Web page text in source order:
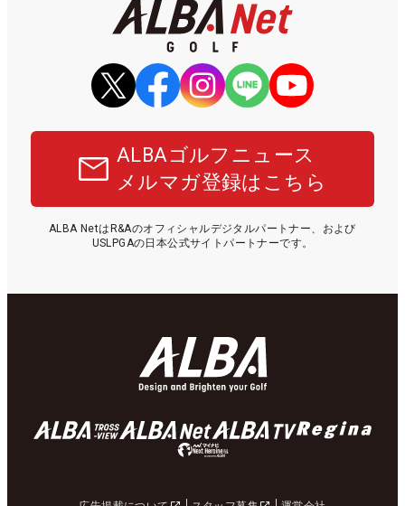
ALBAゴルフニュース
メルマガ登録はこちら
ALBA NetはR&Aのオフィシャルデジタルパートナー、および
USLPGAの日本公式サイトパートナーです。